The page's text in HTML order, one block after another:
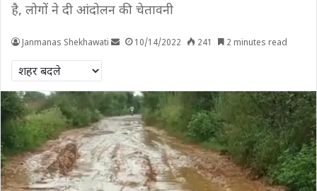
है, लोगों ने दी आंदोलन की चेतावनी
Janmanas Shekhawati 10/14/2022 241 2 minutes read